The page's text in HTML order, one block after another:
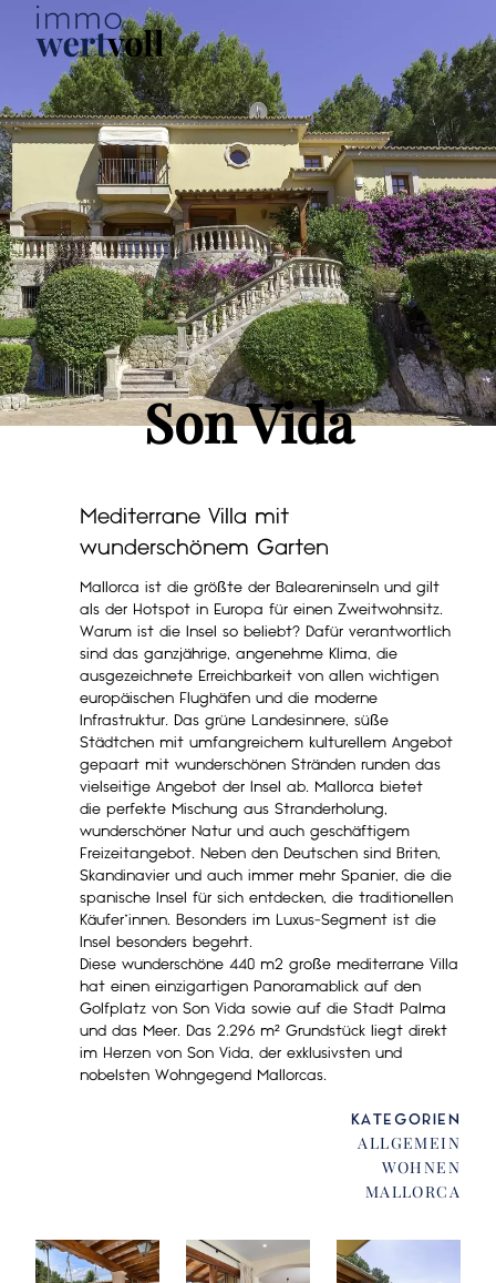
Son Vida
Mediterrane Villa mit
wunderschönem Garten
Mallorca ist die größte der Baleareninseln und gilt
als der Hotspot in Europa für einen Zweitwohnsitz.
Warum ist die Insel so beliebt? Dafür verantwortlich
sind das ganzjährige, angenehme Klima, die
ausgezeichnete Erreichbarkeit von allen wichtigen
europäischen Flughäfen und die moderne
Infrastruktur. Das grüne Landesinnere, süße
Städtchen mit umfangreichem kulturellem Angebot
gepaart mit wunderschönen Stränden runden das
vielseitige Angebot der Insel ab. Mallorca bietet
die perfekte Mischung aus Stranderholung,
wunderschöner Natur und auch geschäftigem
Freizeitangebot. Neben den Deutschen sind Briten,
Skandinavier und auch immer mehr Spanier, die die
spanische Insel für sich entdecken, die traditionellen
Käufer*innen. Besonders im Luxus-Segment ist die
Insel besonders begehrt.
Diese wunderschöne 440 m2 große mediterrane Villa
hat einen einzigartigen Panoramablick auf den
Golfplatz von Son Vida sowie auf die Stadt Palma
und das Meer. Das 2.296 m² Grundstück liegt direkt
im Herzen von Son Vida, der exklusivsten und
nobelsten Wohngegend Mallorcas.
KATEGORIEN
ALLGEMEIN
WOHNEN
MALLORCA